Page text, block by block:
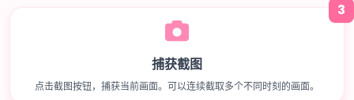
3
捕获截图
点击截图按钮，捕获当前画面。可以连续截取多个不同时刻的画面。